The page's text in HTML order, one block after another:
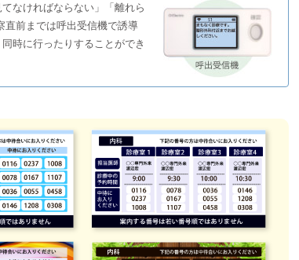
なければならない」「離れら
直前までは呼出受信機で誘導
時に行ったりすることができ